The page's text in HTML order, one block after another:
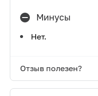
Минусы
Нет.
Отзыв полезен?